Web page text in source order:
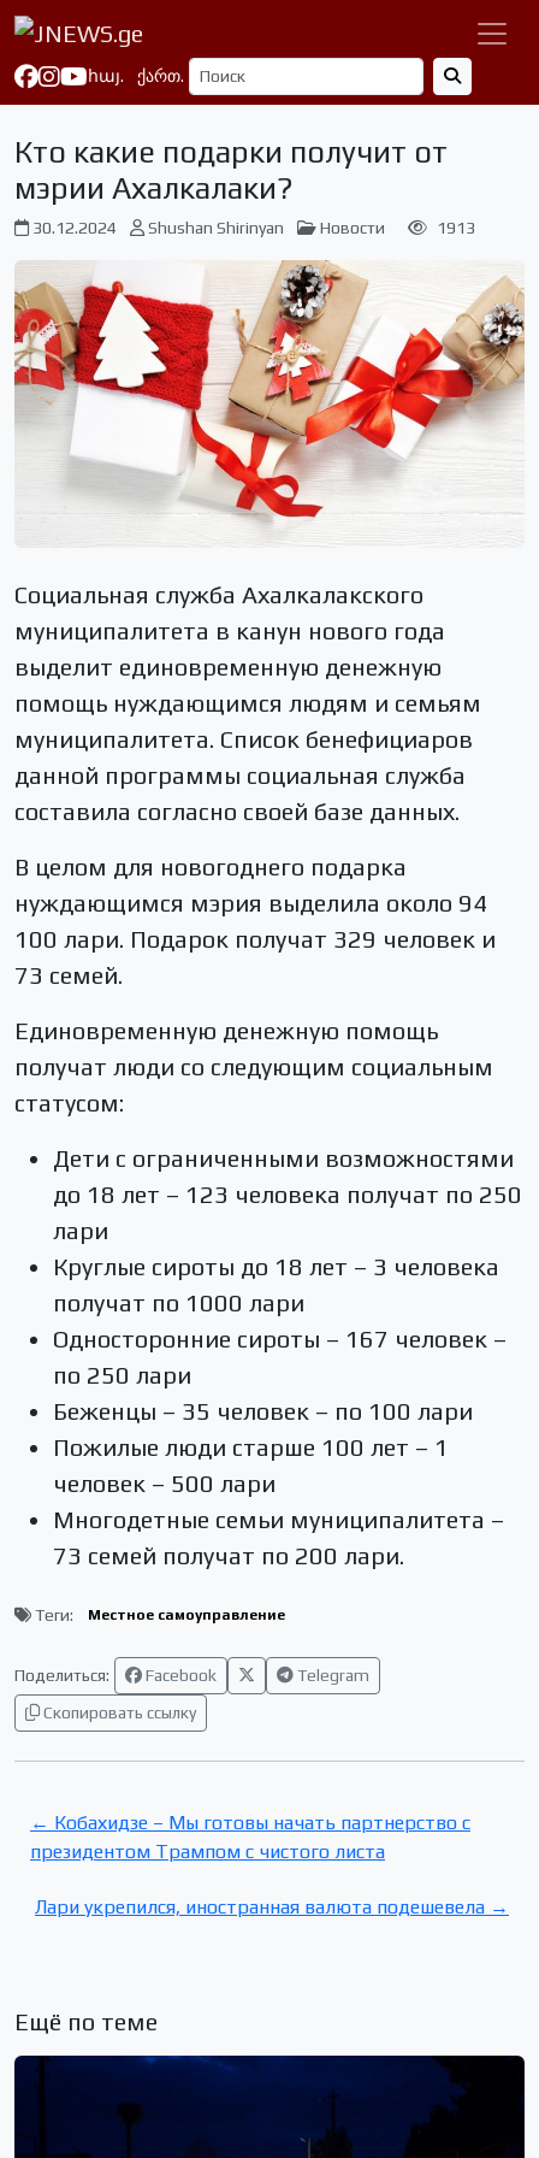
հայ. ქართ.
Кто какие подарки получит от
мэрии Ахалкалаки?
30.12.2024 Shushan Shirinyan Новости 1913
Социальная служба Ахалкалакского
муниципалитета в канун нового года
выделит единовременную денежную
помощь нуждающимся людям и семьям
муниципалитета. Список бенефициаров
данной программы социальная служба
составила согласно своей базе данных.
В целом для новогоднего подарка
нуждающимся мэрия выделила около 94
100 лари. Подарок получат 329 человек и
73 семей.
Единовременную денежную помощь
получат люди со следующим социальным
статусом:
Дети с ограниченными возможностями
до 18 лет – 123 человека получат по 250
лари
Круглые сироты до 18 лет – 3 человека
получат по 1000 лари
Односторонние сироты – 167 человек –
по 250 лари
Беженцы – 35 человек – по 100 лари
Пожилые люди старше 100 лет – 1
человек – 500 лари
Многодетные семьи муниципалитета –
73 семей получат по 200 лари.
Теги: Местное самоуправление
Поделиться: Facebook
Telegram
Скопировать ссылку
← Кобахидзе – Мы готовы начать партнерство с
президентом Трампом с чистого листа
Лари укрепился, иностранная валюта подешевела →
Ещё по теме